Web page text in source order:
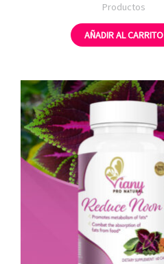
Productos
AÑADIR AL CARRITO